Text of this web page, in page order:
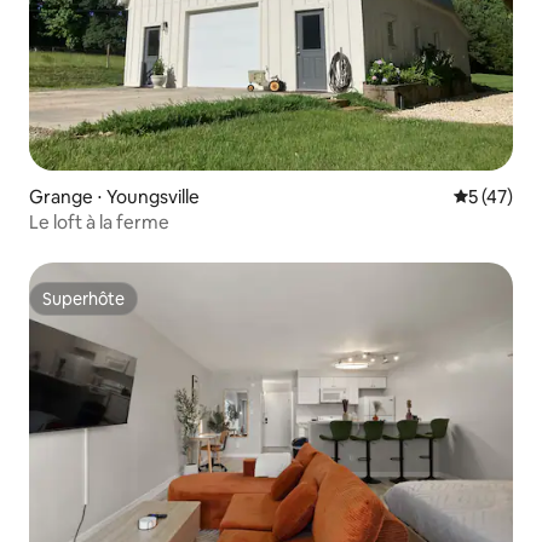
Grange ⋅ Youngsville
5 (47)
Le loft à la ferme
Superhôte
Superhôte